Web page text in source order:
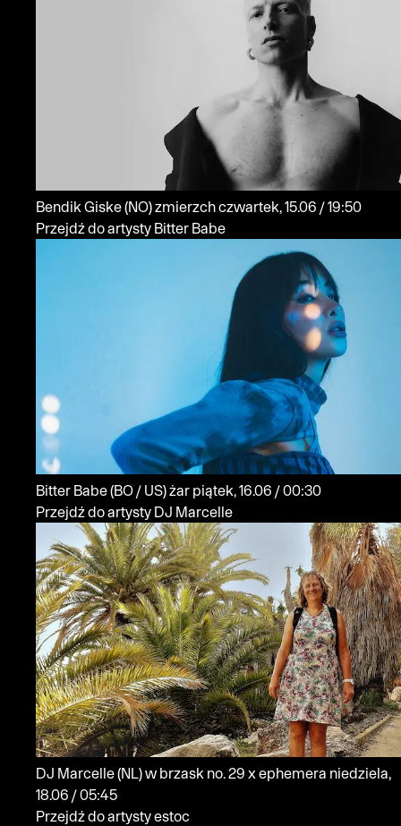
Bendik Giske(NO)zmierzch
czwartek, 15.06 / 19:50
Przejdź do artysty Bitter Babe
Bitter Babe(BO / US)żar
piątek, 16.06 / 00:30
Przejdź do artysty DJ Marcelle
DJ Marcelle(NL)w brzask no. 29 x ephemera niedziela,
18.06 / 05:45
Przejdź do artysty estoc